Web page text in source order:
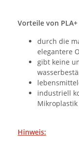
Vorteile von PLA+
durch die
elegantere
gibt keine
industriell
Hinweis: